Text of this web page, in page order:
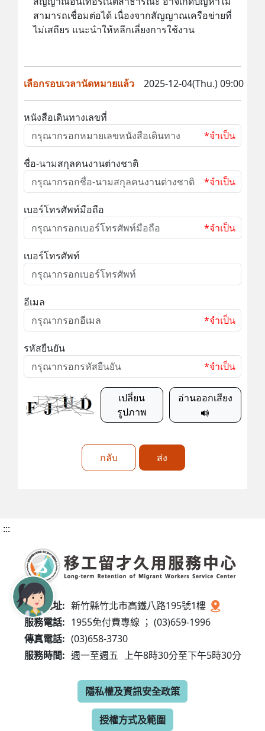
สามารถเชื่อมต่อได้ เนื่องจากสัญญาณเครือข่ายที่
ไม่เสถียร แนะนำให้หลีกเลี่ยงการใช้งาน
เลือกรอบเวลานัดหมายแล้ว 2025-12-04(Thu.) 09:00
หนังสือเดินทางเลขที่
*จำเป็น
ชื่อ-นามสกุลคนงานต่างชาติ
*จำเป็น
เบอร์โทรศัพท์มือถือ
*จำเป็น
เบอร์โทรศัพท์
อีเมล
*จำเป็น
รหัสยืนยัน
*จำเป็น
เปลี่ยน
รูปภาพ
อ่านออกเสียง
กลับ ส่ง
:::
服務地址: 新竹縣竹北市高鐵八路195號1樓
服務電話: 1955免付費專線 ； (03)659-1996
傳真電話: (03)658-3730
服務時間: 週一至週五 上午8時30分至下午5時30分
隱私權及資訊安全政策
授權方式及範圍